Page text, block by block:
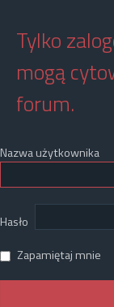
Tylko
mogą
forum.
Nazwa użytkownika
Hasło
Zapamiętaj mnie